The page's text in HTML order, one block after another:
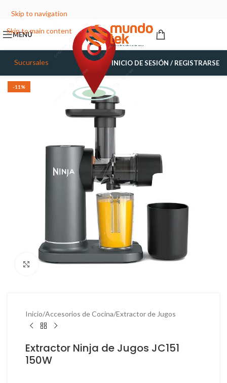
Skip to navigation
Skip to main content
MENÚ
Sucursales INICIO DE SESIÓN / REGISTRARSE
-11%
Haga Click para agrandar
Inicio/Accesorios de Cocina/Extractor de Jugos
Extractor Ninja de Jugos JC151
150W